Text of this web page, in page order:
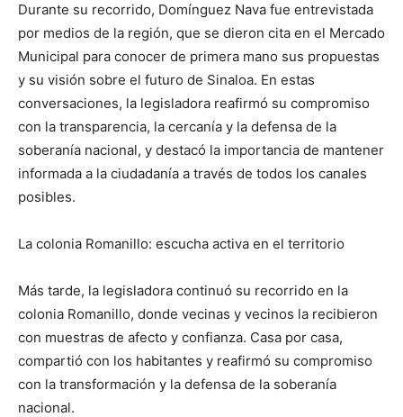
Durante su recorrido, Domínguez Nava fue entrevistada
por medios de la región, que se dieron cita en el Mercado
Municipal para conocer de primera mano sus propuestas
y su visión sobre el futuro de Sinaloa. En estas
conversaciones, la legisladora reafirmó su compromiso
con la transparencia, la cercanía y la defensa de la
soberanía nacional, y destacó la importancia de mantener
informada a la ciudadanía a través de todos los canales
posibles.
La colonia Romanillo: escucha activa en el territorio
Más tarde, la legisladora continuó su recorrido en la
colonia Romanillo, donde vecinas y vecinos la recibieron
con muestras de afecto y confianza. Casa por casa,
compartió con los habitantes y reafirmó su compromiso
con la transformación y la defensa de la soberanía
nacional.